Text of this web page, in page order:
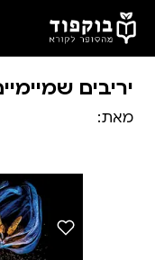
דלג לתוכן הראשי
יריבים
מאת: